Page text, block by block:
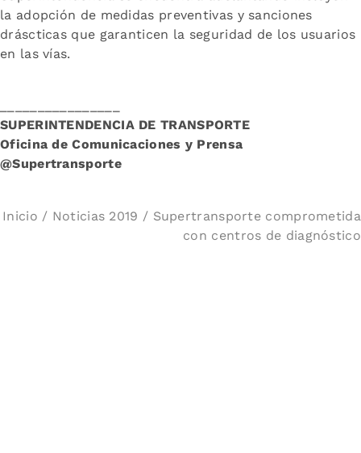
la adopción de medidas preventivas y sanciones
dráscticas que garanticen la seguridad de los usuarios
en las vías.
SUPERINTENDENCIA DE TRANSPORTE
Oficina de Comunicaciones y Prensa
@Supertransporte
Inicio / Noticias 2019 / Supertransporte comprometida
con centros de diagnóstico